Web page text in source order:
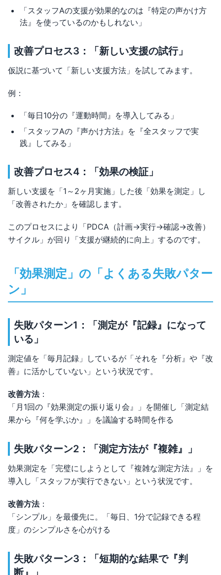
「スタッフAの支援が効果的なのは『特定の声かけ方
法』を使っているのかもしれない」
改善プロセス3：「新しい支援の試行」
仮説に基づいて「新しい支援方法」を試してみます。
例：
「毎日10分の『運動時間』を導入してみる」
「スタッフAの『声かけ方法』を『全スタッフで実
践』してみる」
改善プロセス4：「効果の検証」
新しい支援を「1～2ヶ月実施」した後「効果を測定」し
「改善されたか」を確認します。
このプロセスにより「PDCA（計画→実行→確認→改善）
サイクル」が回り「支援が継続的に向上」するのです。
「効果測定」の「よくある失敗パター
ン」
失敗パターン1：「測定が『記録』になって
いる」
測定値を「毎月記録」しているが「それを『分析』や『改
善』に活かしていない」という状況です。
改善方法：
「月1回の『効果測定の振り返り会』」を開催し「測定結
果から『何を学ぶか』」を議論する時間を作る
失敗パターン2：「測定方法が『複雑』」
効果測定を「完璧にしようとして『複雑な測定方法』」を
導入し「スタッフが実行できない」という状況です。
改善方法：
「シンプル」を最優先に。「毎日、1分で記録できる程
度」のシンプルさを心がける
失敗パターン3：「短期的な結果で『判
断』」